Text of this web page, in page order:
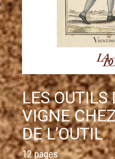
LES OUTILS
VIGNE
DE L’OUTIL
12 pages